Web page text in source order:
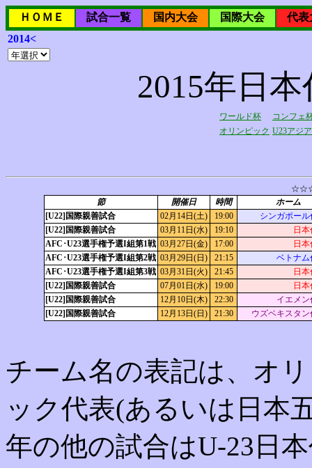
ＨＯＭＥ 試合一覧 国内大会 国際大会
代表
2014<
2015年日
ワールド杯
コンフェ
オリンピック U23アジ
節
開催日 時間
ホーム
[U22]国際親善試合
02月14日(土) 19:00
シンガポール
[U22]国際親善試合
03月11日(水) 19:10
日
AFC･U23選手権予選I組第1戦 03月27日(金) 17:00
日
AFC･U23選手権予選I組第2戦 03月29日(日) 21:15
ベトナム
AFC･U23選手権予選I組第3戦 03月31日(火) 21:45
日
[U22]国際親善試合
07月01日(水) 19:00
日
[U22]国際親善試合
12月10日(木) 22:30
イエメ
[U22]国際親善試合
12月13日(日) 21:30 ウズベキスタン
チーム名の表記は、オ
ック代表(あるいは日本
年の他の試合はU-23日